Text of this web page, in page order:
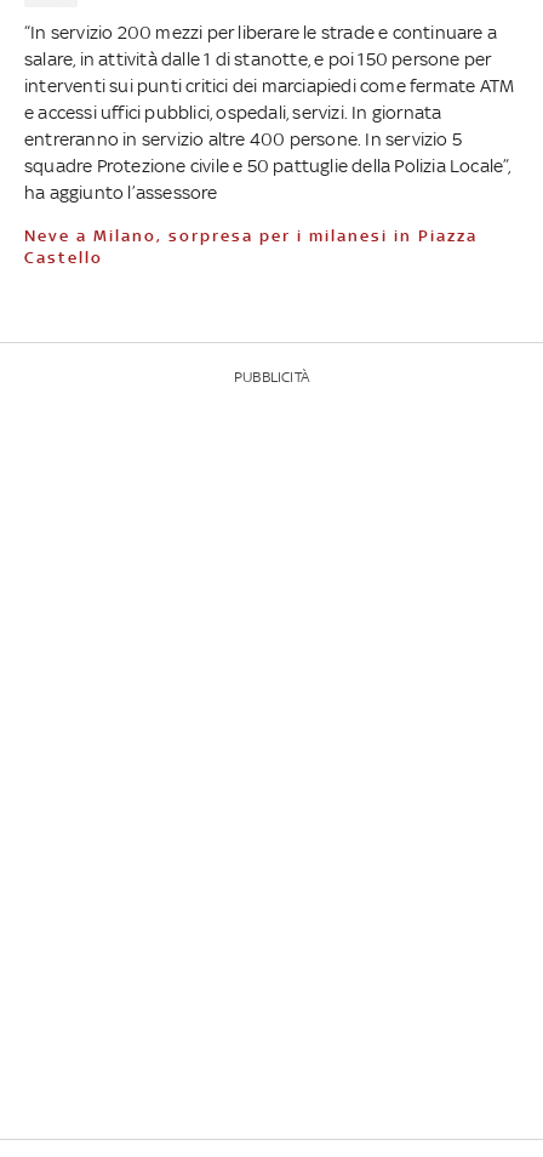
“In servizio 200 mezzi per liberare le strade e continuare a
salare, in attività dalle 1 di stanotte, e poi 150 persone per
interventi sui punti critici dei marciapiedi come fermate ATM
e accessi uffici pubblici, ospedali, servizi. In giornata
entreranno in servizio altre 400 persone. In servizio 5
squadre Protezione civile e 50 pattuglie della Polizia Locale”,
ha aggiunto l’assessore
Neve a Milano, sorpresa per i milanesi in Piazza
Castello
PUBBLICITÀ